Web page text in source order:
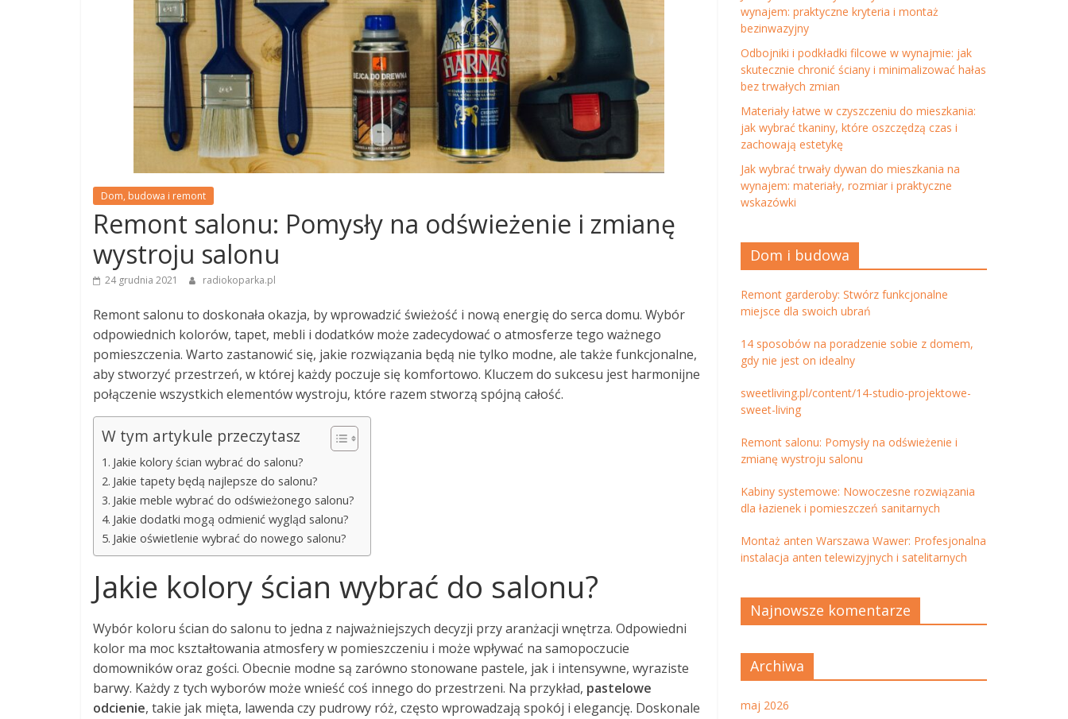
Dom, budowa i remont
Remont salonu: Pomysły na odświeżenie i zmianę
wystroju salonu
24 grudnia 2021 radiokoparka.pl
Remont salonu to doskonała okazja, by wprowadzić świeżość i nową energię do serca domu. Wybór
odpowiednich kolorów, tapet, mebli i dodatków może zadecydować o atmosferze tego ważnego
pomieszczenia. Warto zastanowić się, jakie rozwiązania będą nie tylko modne, ale także funkcjonalne,
aby stworzyć przestrzeń, w której każdy poczuje się komfortowo. Kluczem do sukcesu jest harmonijne
połączenie wszystkich elementów wystroju, które razem stworzą spójną całość.
W tym artykule przeczytasz
Jakie kolory ścian wybrać do salonu?
Jakie tapety będą najlepsze do salonu?
Jakie meble wybrać do odświeżonego salonu?
Jakie dodatki mogą odmienić wygląd salonu?
Jakie oświetlenie wybrać do nowego salonu?
Jakie kolory ścian wybrać do salonu?
Wybór koloru ścian do salonu to jedna z najważniejszych decyzji przy aranżacji wnętrza. Odpowiedni
kolor ma moc kształtowania atmosfery w pomieszczeniu i może wpływać na samopoczucie
domowników oraz gości. Obecnie modne są zarówno stonowane pastele, jak i intensywne, wyraziste
barwy. Każdy z tych wyborów może wnieść coś innego do przestrzeni. Na przykład, pastelowe
odcienie, takie jak mięta, lawenda czy pudrowy róż, często wprowadzają spokój i elegancję. Doskonale
wynajem: praktyczne kryteria i montaż
bezinwazyjny
Odbojniki i podkładki filcowe w wynajmie: jak
skutecznie chronić ściany i minimalizować hałas
bez trwałych zmian
Materiały łatwe w czyszczeniu do mieszkania:
jak wybrać tkaniny, które oszczędzą czas i
zachowają estetykę
Jak wybrać trwały dywan do mieszkania na
wynajem: materiały, rozmiar i praktyczne
wskazówki
Dom i budowa
Remont garderoby: Stwórz funkcjonalne
miejsce dla swoich ubrań
14 sposobów na poradzenie sobie z domem,
gdy nie jest on idealny
sweetliving.pl/content/14-studio-projektowe-
sweet-living
Remont salonu: Pomysły na odświeżenie i
zmianę wystroju salonu
Kabiny systemowe: Nowoczesne rozwiązania
dla łazienek i pomieszczeń sanitarnych
Montaż anten Warszawa Wawer: Profesjonalna
instalacja anten telewizyjnych i satelitarnych
Najnowsze komentarze
Archiwa
maj 2026